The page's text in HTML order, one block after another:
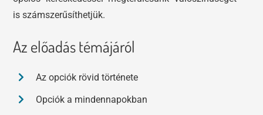
is számszerűsíthetjük.
Az előadás témájáról
Az opciók rövid története
Opciók a mindennapokban